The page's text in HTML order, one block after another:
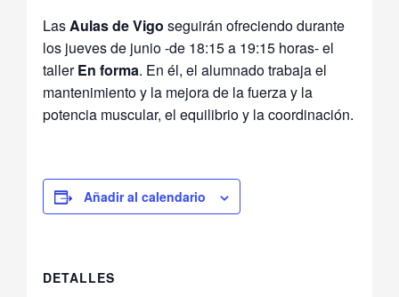
LasAulas de Vigoseguirán ofreciendo durante
los jueves de junio -de 18:15 a 19:15 horas- el
tallerEn forma. En él, el alumnado trabaja el
mantenimiento y la mejora de la fuerza y la
potencia muscular, el equilibrio y la coordinación.
Añadir al calendario
DETALLES